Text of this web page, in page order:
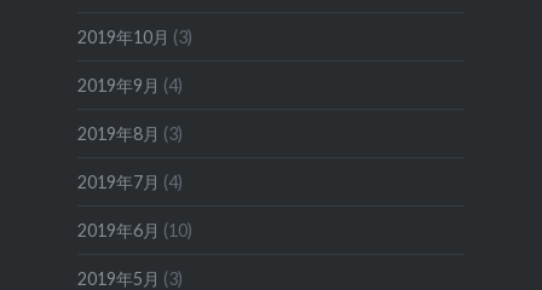
2019年10月 (3)
2019年9月 (4)
2019年8月 (3)
2019年7月 (4)
2019年6月 (10)
2019年5月 (3)